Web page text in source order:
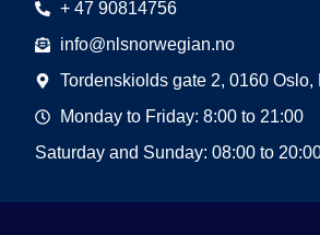
+ 47 90814756
info@nlsnorwegian.no
Tordenskiolds gate 2, 0160 Oslo,
Monday to Friday: 8:00 to 21:00
Saturday and Sunday: 08:00 to